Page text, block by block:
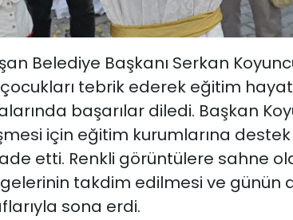
Belediye Başkanı Serkan
tebrik ederek eğitim
başarılar diledi. Başkan
için eğitim kurumlarına
etti. Renkli görüntülere sahne
takdim edilmesi ve günün
sona erdi.